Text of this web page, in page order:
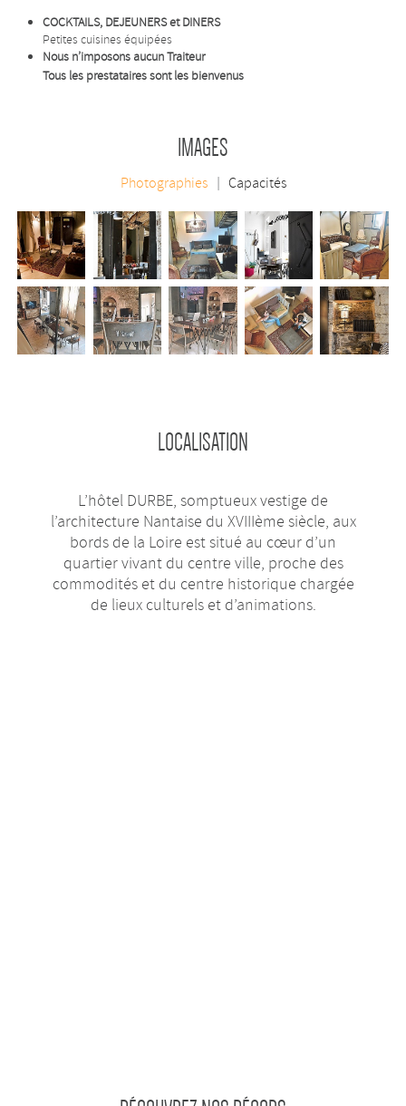
COCKTAILS, DEJEUNERS et DINERS
Petites cuisines équipées
Nous n’imposons aucun Traiteur
Tous les prestataires sont les bienvenus
IMAGES
Photographies Capacités
LOCALISATION
L’hôtel DURBE, somptueux vestige de
l’architecture Nantaise du XVIIIème siècle, aux
bords de la Loire est situé au cœur d’un
quartier vivant du centre ville, proche des
commodités et du centre historique chargée
de lieux culturels et d’animations.